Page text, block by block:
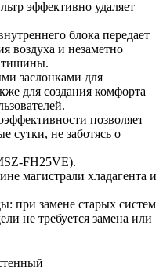
эффективно удаляет
блока передает
воздуха и незаметно
тишины.
заслонками для
для создания комфорта
позволяет
сутки, не заботясь о
FH25VE).
магистрали хладагента и
при замене старых систем
не требуется замена или